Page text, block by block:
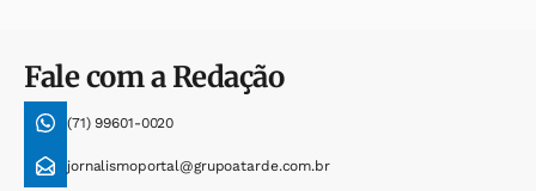
Fale com a Redação
(71) 99601-0020
jornalismoportal@grupoatarde.com.br